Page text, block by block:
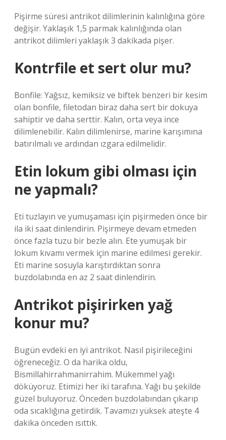
Pişirme süresi antrikot dilimlerinin kalınlığına göre
değişir. Yaklaşık 1,5 parmak kalınlığında olan
antrikot dilimleri yaklaşık 3 dakikada pişer.
Kontrfile et sert olur mu?
Bonfile: Yağsız, kemiksiz ve biftek benzeri bir kesim
olan bonfile, filetodan biraz daha sert bir dokuya
sahiptir ve daha serttir. Kalın, orta veya ince
dilimlenebilir. Kalın dilimlenirse, marine karışımına
batırılmalı ve ardından ızgara edilmelidir.
Etin lokum gibi olması için
ne yapmalı?
Eti tuzlayın ve yumuşaması için pişirmeden önce bir
ila iki saat dinlendirin. Pişirmeye devam etmeden
önce fazla tuzu bir bezle alın. Ete yumuşak bir
lokum kıvamı vermek için marine edilmesi gerekir.
Eti marine sosuyla karıştırdıktan sonra
buzdolabında en az 2 saat dinlendirin.
Antrikot pişirirken yağ
konur mu?
Bugün evdeki en iyi antrikot. Nasıl pişirileceğini
öğreneceğiz. O da harika oldu,
Bismillahirrahmanirrahim. Mükemmel yağı
döküyoruz. Etimizi her iki tarafına. Yağı bu şekilde
güzel buluyoruz. Önceden buzdolabından çıkarıp
oda sıcaklığına getirdik. Tavamızı yüksek ateşte 4
dakika önceden ısıttık.